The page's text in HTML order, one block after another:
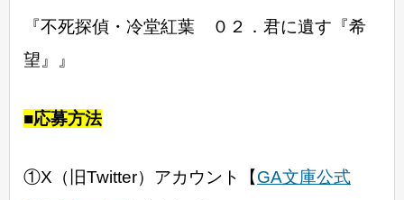
『不死探偵・冷堂紅葉 ０２．君に遺す『希
望』』
■応募方法
①X（旧Twitter）アカウント【GA文庫公式